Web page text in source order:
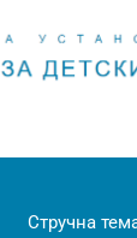
Стручна